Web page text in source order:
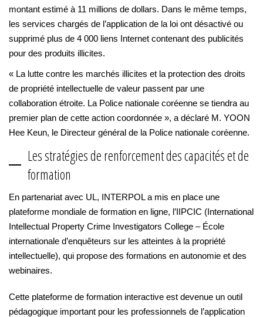
montant estimé à 11 millions de dollars. Dans le même temps,
les services chargés de l’application de la loi ont désactivé ou
supprimé plus de 4 000 liens Internet contenant des publicités
pour des produits illicites.
« La lutte contre les marchés illicites et la protection des droits
de propriété intellectuelle de valeur passent par une
collaboration étroite. La Police nationale coréenne se tiendra au
premier plan de cette action coordonnée », a déclaré M. YOON
Hee Keun, le Directeur général de la Police nationale coréenne.
Les stratégies de renforcement des capacités et de
formation
En partenariat avec UL, INTERPOL a mis en place une
plateforme mondiale de formation en ligne, l’IIPCIC (International
Intellectual Property Crime Investigators College – École
internationale d’enquêteurs sur les atteintes à la propriété
intellectuelle), qui propose des formations en autonomie et des
webinaires.
Cette plateforme de formation interactive est devenue un outil
pédagogique important pour les professionnels de l’application